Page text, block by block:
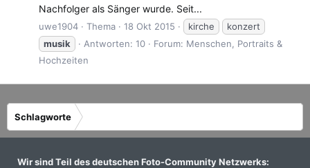
Nachfolger als Sänger wurde. Seit...
uwe1904 Thema 18 Okt 2015 kirche
konzert
musik
Antworten: 10 Forum: Menschen, Portraits &
Hochzeiten
Schlagworte
Wir sind Teil des deutschen Foto-Community Netzwerks: